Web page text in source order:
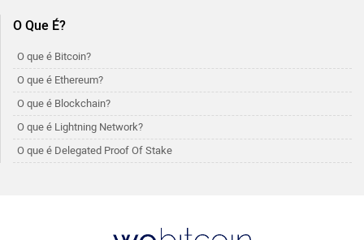
O Que É?
O que é Bitcoin?
O que é Ethereum?
O que é Blockchain?
O que é Lightning Network?
O que é Delegated Proof Of Stake